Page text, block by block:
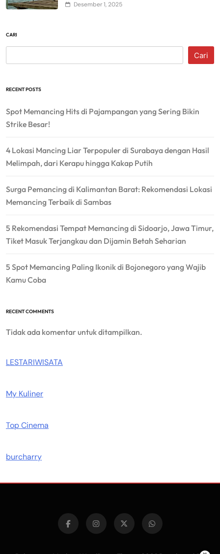
Desember 1, 2025
CARI
Cari
RECENT POSTS
Spot Memancing Hits di Pajampangan yang Sering Bikin
Strike Besar!
4 Lokasi Mancing Liar Terpopuler di Surabaya dengan Hasil
Melimpah, dari Kerapu hingga Kakap Putih
Surga Pemancing di Kalimantan Barat: Rekomendasi Lokasi
Memancing Terbaik di Sambas
5 Rekomendasi Tempat Memancing di Sidoarjo, Jawa Timur,
Tiket Masuk Terjangkau dan Dijamin Betah Seharian
5 Spot Memancing Paling Ikonik di Bojonegoro yang Wajib
Kamu Coba
RECENT COMMENTS
Tidak ada komentar untuk ditampilkan.
LESTARIWISATA
My Kuliner
Top Cinema
burcharry